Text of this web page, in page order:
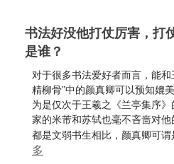
书法好没他打仗厉害，打
是谁？
对于很多书法爱好者而言，能
精柳骨”中的颜真卿可以预知媲
为是仅次于王羲之《兰亭集序
家的米芾和苏轼也毫不吝啬对
都是文弱书生相比，颜真卿可
多